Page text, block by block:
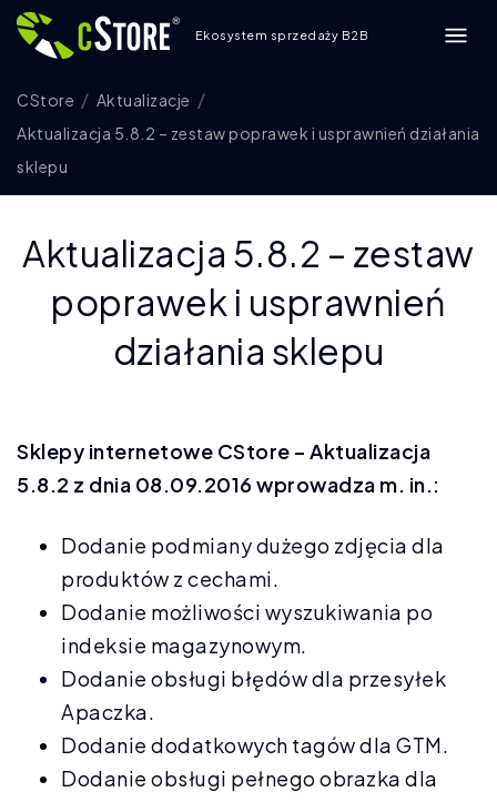
Ekosystem sprzedaży B2B
CStore
Aktualizacje
Aktualizacja 5.8.2 – zestaw poprawek i usprawnień działania
sklepu
Aktualizacja 5.8.2 – zestaw
poprawek i usprawnień
działania sklepu
Sklepy internetowe CStore – Aktualizacja
5.8.2 z dnia 08.09.2016 wprowadza m. in.:
Dodanie podmiany dużego zdjęcia dla
produktów z cechami.
Dodanie możliwości wyszukiwania po
indeksie magazynowym.
Dodanie obsługi błędów dla przesyłek
Apaczka.
Dodanie dodatkowych tagów dla GTM.
Dodanie obsługi pełnego obrazka dla